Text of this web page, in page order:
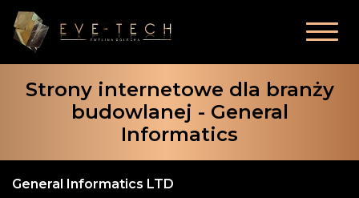
Strony internetowe dla branży
budowlanej - General
Informatics
General Informatics LTD